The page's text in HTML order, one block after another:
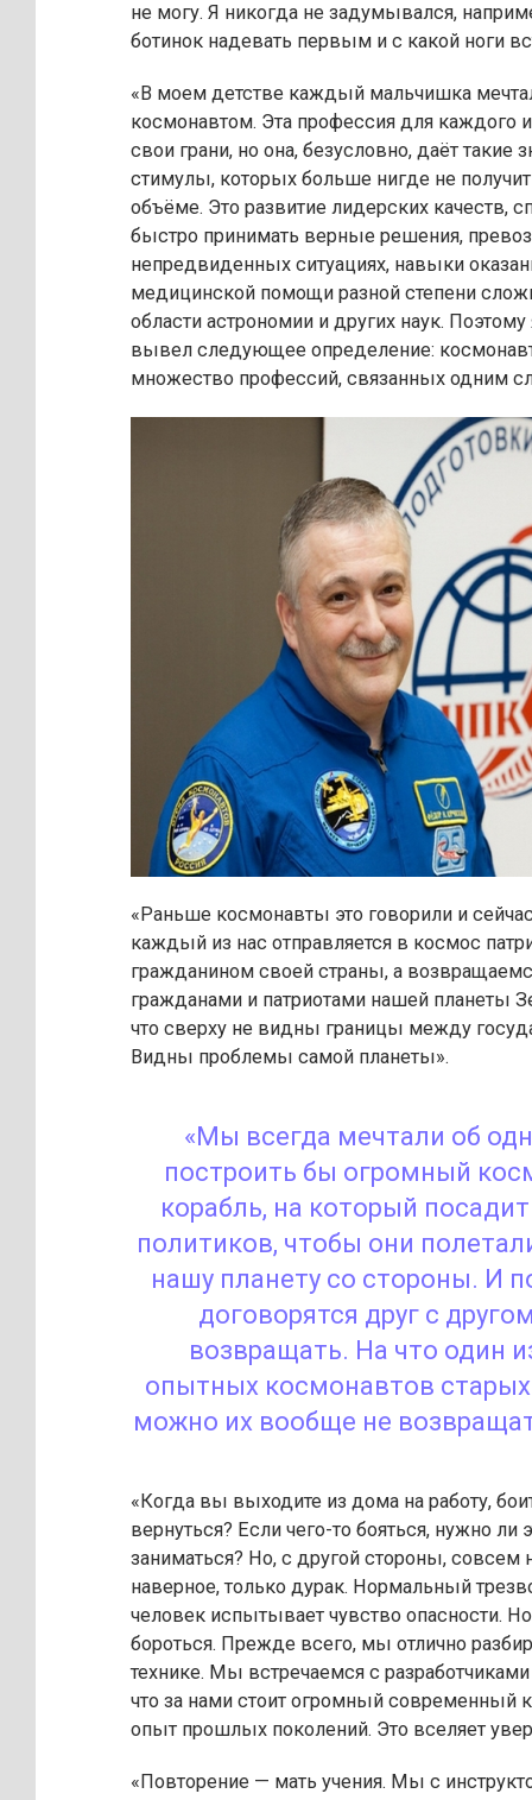
не могу. Я никогда не задумывался,
ботинок надевать первым и с какой ноги
«В моем детстве каждый мальчишка
космонавтом. Эта профессия для каждого
свои грани, но она, безусловно, даёт такие
стимулы, которых больше нигде не
объёме. Это развитие лидерских качеств,
быстро принимать верные решения,
непредвиденных ситуациях, навыки
медицинской помощи разной степени
области астрономии и других наук. Поэтому
вывел следующее определение:
множество профессий, связанных одним
«Раньше космонавты это говорили и
каждый из нас отправляется в космос
гражданином своей страны, а
гражданами и патриотами нашей планеты
что сверху не видны границы между
Видны проблемы самой планеты».
«Мы всегда мечтали об
построить бы огромный
корабль, на который
политиков, чтобы они
нашу планету со стороны. И
договорятся друг с
возвращать. На что один
опытных космонавтов старых
можно их вообще не
«Когда вы выходите из дома на работу,
вернуться? Если чего-то бояться, нужно ли
заниматься? Но, с другой стороны, совсем
наверное, только дурак. Нормальный
человек испытывает чувство опасности.
бороться. Прежде всего, мы отлично
технике. Мы встречаемся с
что за нами стоит огромный современный
опыт прошлых поколений. Это вселяет
«Повторение — мать учения. Мы с